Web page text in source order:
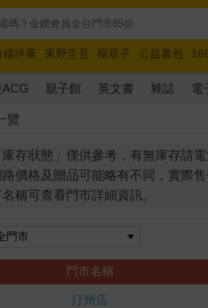
修評量 東野圭吾 楊双子 公益書包
綻放
奧德賽 路邊攤新作 馬斯克 玩具
ACG 親子館 英文書 雜誌 電
覽
存狀態」僅供參考，有無庫存請電
價格及贈品可能略有不同，實際售
稱可查看門市詳細資訊。
門市名稱
汀州店